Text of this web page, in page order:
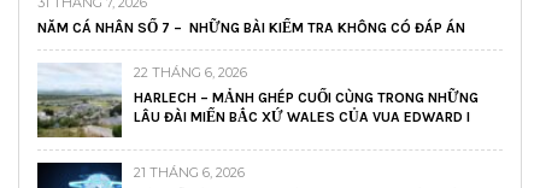
NĂM CÁ NHÂN SỐ 7 – NHỮNG BÀI KIỂM TRA KHÔNG CÓ ĐÁP ÁN
22 THÁNG 6, 2026
HARLECH – MẢNH GHÉP CUỐI CÙNG TRONG NHỮNG
LÂU ĐÀI MIẾN BẮC XỨ WALES CỦA VUA EDWARD I
21 THÁNG 6, 2026